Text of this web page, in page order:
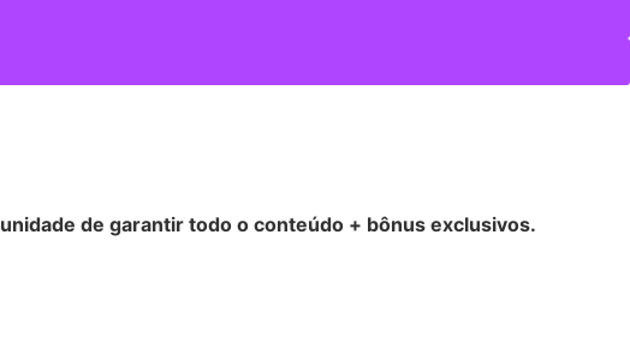
de garantir todo o conteúdo + bônus exclusivos.